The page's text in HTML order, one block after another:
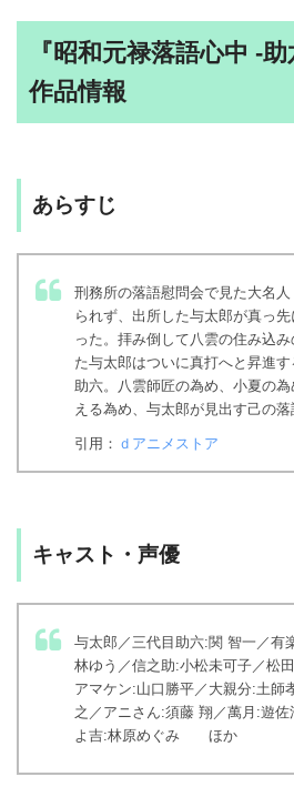
『昭和元禄落語心中 -
作品情報
あらすじ
刑務所の落語慰問会で見た大名
られず、出所した与太郎が真っ
った。拝み倒して八雲の住み込
た与太郎はついに真打へと昇進
助六。八雲師匠の為め、小夏の
える為め、与太郎が見出す己の落
引用： ｄアニメストア
キャスト・声優
与太郎／三代目助六:関 智一／有
林ゆう／信之助:小松未可子／松
アマケン:山口勝平／大親分:土師
之／アニさん:須藤 翔／萬月:遊
よ吉:林原めぐみ ほか